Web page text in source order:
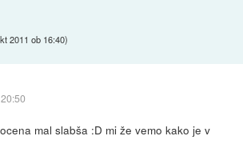
2011 ob 16:40)
mal slabša :D mi že vemo kako je v